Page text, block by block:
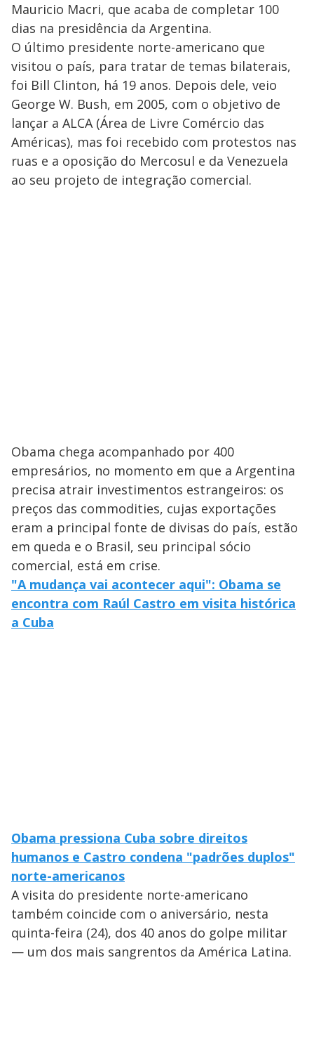
Mauricio Macri, que acaba de completar 100
dias na presidência da Argentina.
O último presidente norte-americano que
visitou o país, para tratar de temas bilaterais,
foi Bill Clinton, há 19 anos. Depois dele, veio
George W. Bush, em 2005, com o objetivo de
lançar a ALCA (Área de Livre Comércio das
Américas), mas foi recebido com protestos nas
ruas e a oposição do Mercosul e da Venezuela
ao seu projeto de integração comercial.
Obama chega acompanhado por 400
empresários, no momento em que a Argentina
precisa atrair investimentos estrangeiros: os
preços das commodities, cujas exportações
eram a principal fonte de divisas do país, estão
em queda e o Brasil, seu principal sócio
comercial, está em crise.
"A mudança vai acontecer aqui": Obama se
encontra com Raúl Castro em visita histórica
a Cuba
Obama pressiona Cuba sobre direitos
humanos e Castro condena "padrões duplos"
norte-americanos
A visita do presidente norte-americano
também coincide com o aniversário, nesta
quinta-feira (24), dos 40 anos do golpe militar
— um dos mais sangrentos da América Latina.